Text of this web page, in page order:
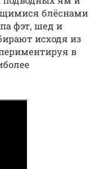
блёснами
фэт, шед и
исходя из
в